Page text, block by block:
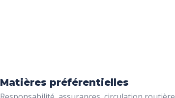
Matières préférentielles